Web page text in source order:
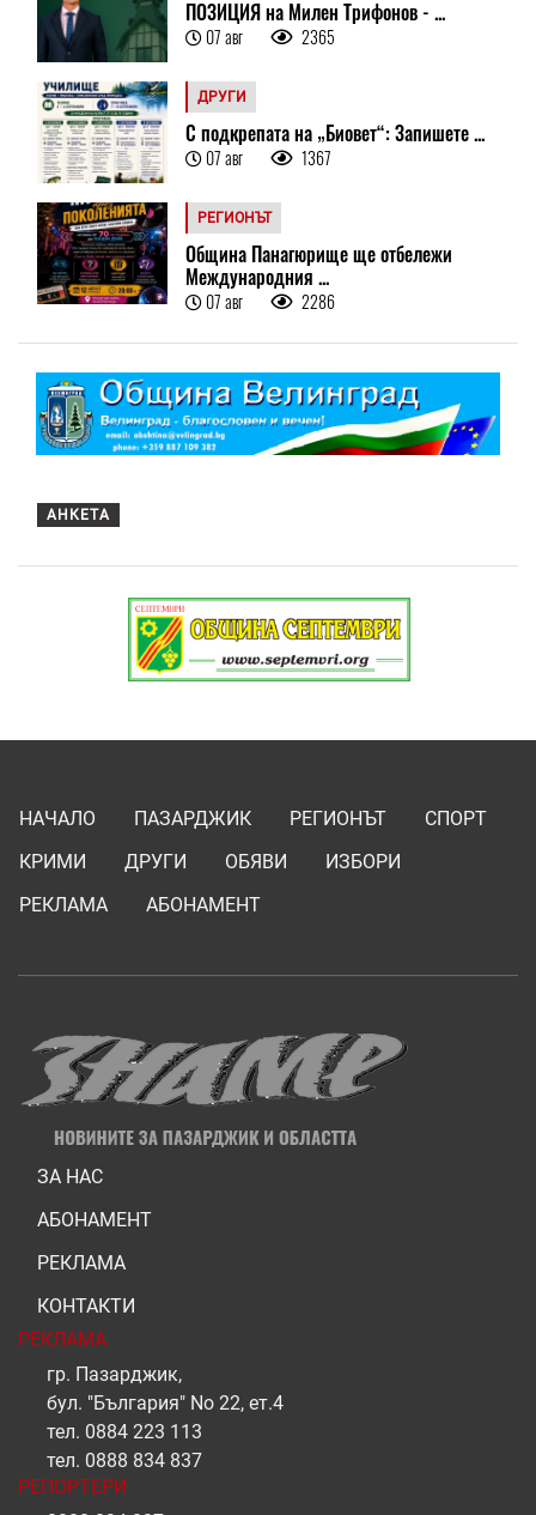
ПОЗИЦИЯ на Милен Трифонов - ...
07 авг 2365
ДРУГИ
С подкрепата на „Биовет“: Запишете ...
07 авг 1367
РЕГИОНЪТ
Община Панагюрище ще отбележи
Международния ...
07 авг 2286
АНКЕТА
НАЧАЛО ПАЗАРДЖИК РЕГИОНЪТ
СПОРТ
КРИМИ
ДРУГИ ОБЯВИ
ИЗБОРИ
РЕКЛАМА
АБОНАМЕНТ
ЗА НАС
АБОНАМЕНТ
РЕКЛАМА
КОНТАКТИ
РЕКЛАМА
гр. Пазарджик,
бул. "България" No 22, ет.4
тел. 0884 223 113
тел. 0888 834 837
РЕПОРТЕРИ